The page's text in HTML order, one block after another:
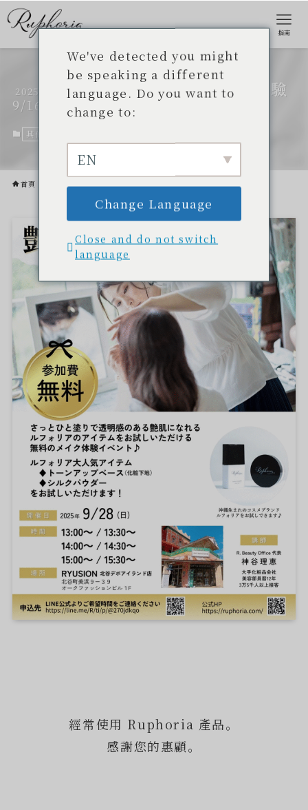
指南
我們將舉辦「光澤美肌彩妝體驗
活動」
2025
9/16
其他。
首頁
經常使用 Ruphoria 產品。
感謝您的惠顧。
We've detected you might
be speaking a different
language. Do you want to
change to:
EN
Change Language
Close and do not switch
language